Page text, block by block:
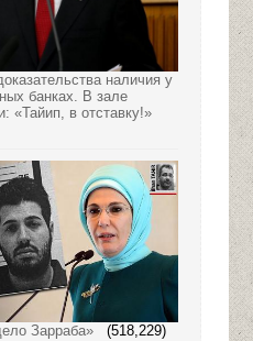
наличия у
банках. В зале
«Тайип, в отставку!»
Зарраба» (518,229)